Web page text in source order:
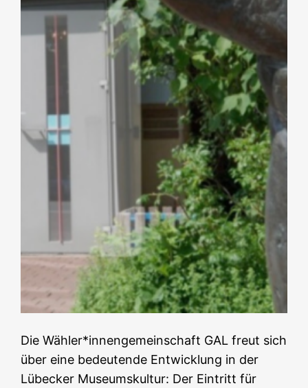
Die Wähler*innengemeinschaft GAL freut sich
über eine bedeutende Entwicklung in der
Lübecker Museumskultur: Der Eintritt für